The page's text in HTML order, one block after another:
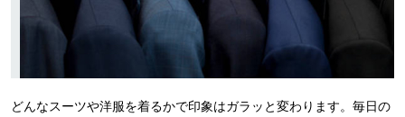
どんなスーツや洋服を着るかで印象はガラッと変わります。毎日の